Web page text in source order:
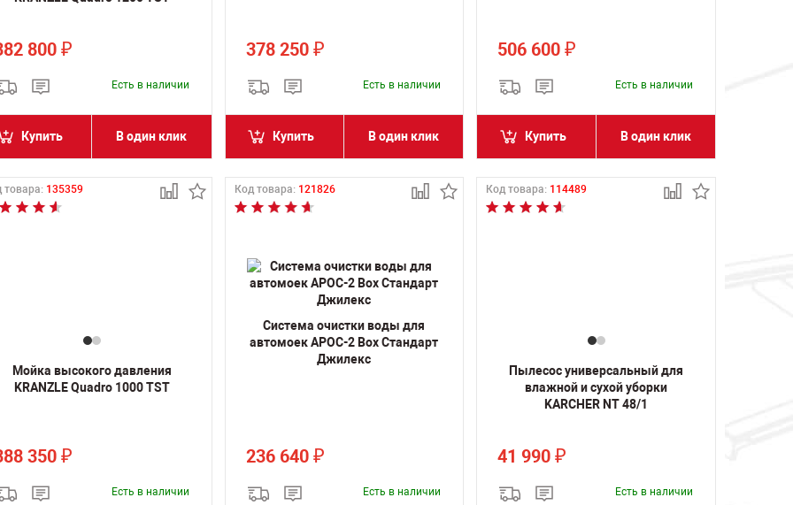
800 ₽
Есть в наличии
Купить В один клик
378 250 ₽
Есть в наличии
Купить В один клик
506 600₽
Есть в наличии
Купить В один клик
товара: 135359
Мойка высокого давления
KRANZLE Quadro 1000 TST
350 ₽
Есть в наличии
Код товара: 121826
Система очистки воды для
автомоек АРОС-2 Box Стандарт
Джилекс
236 640 ₽
Есть в наличии
Код товара: 114489
Пылесос универсальный для
влажной и сухой уборки
KARCHER NT 48/1
41 990₽
Есть в наличии